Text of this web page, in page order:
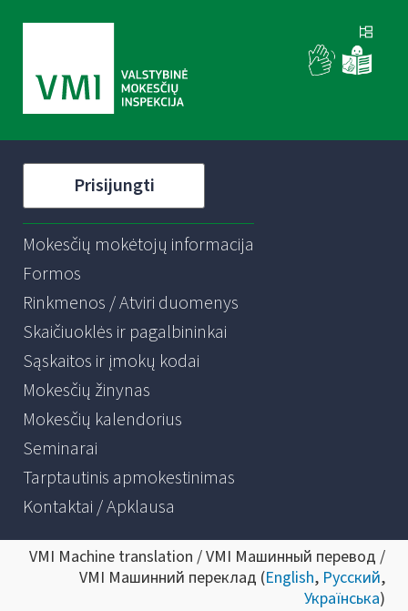
Prisijungti
Mokesčių mokėtojų informacija
Formos
Rinkmenos / Atviri duomenys
Skaičiuoklės ir pagalbininkai
Sąskaitos ir įmokų kodai
Mokesčių žinynas
Mokesčių kalendorius
Seminarai
Tarptautinis apmokestinimas
Kontaktai / Apklausa
VMI Machine translation / VMI Машинный перевод /
VMI Машинний переклад (English, Русский,
Українська)